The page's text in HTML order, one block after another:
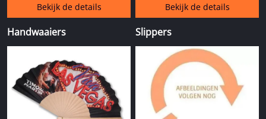
Bekijk de details Bekijk de details
Handwaaiers Slippers